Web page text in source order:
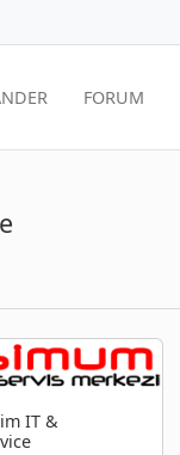
FORUM
IT &